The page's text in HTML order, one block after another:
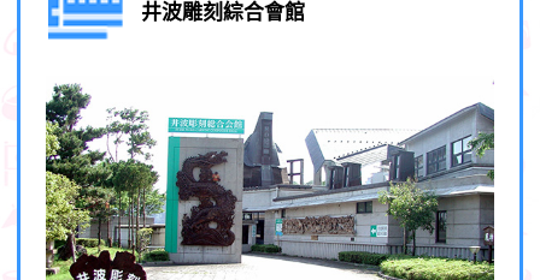
井波雕刻綜合會館